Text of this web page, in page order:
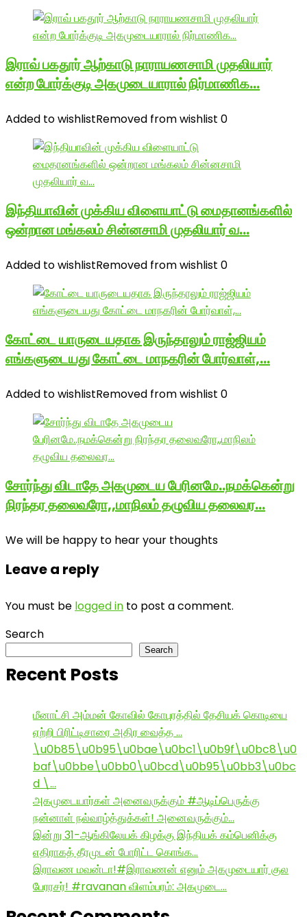
இராவ் பகதூர் ஆற்காடு நாராயணசாமி முதலியார்
என்ற போர்க்குடி அகமுடையாரால் நிர்மாணிக…
Added to wishlistRemoved from wishlist 0
இந்தியாவின் முக்கிய விளையாட்டு மைதானங்களில்
ஒன்றான மங்கலம் சின்னசாமி முதலியார் வ…
Added to wishlistRemoved from wishlist 0
கோட்டை யாருடையதாக இருந்தாலும் ராஜ்ஜியம்
எங்களுடையது கோட்டை மாநகரின் போர்வாள்,…
Added to wishlistRemoved from wishlist 0
சோர்ந்து விடாதே அகமுடைய பேரினமே..நமக்கென்று
நிரந்தர தலைவரோ,,மாநிலம் தழுவிய தலைவர…
We will be happy to hear your thoughts
Leave a reply
You must be logged in to post a comment.
Search
Search
Recent Posts
மீனாட்சி அம்மன் கோவில் கோபுரத்தில் தேசியக் கொடியை
ஏற்றி பிரிட்டிசாரை அதிர வைத்த …
\u0b85\u0b95\u0bae\u0bc1\u0b9f\u0bc8\u0
baf\u0bbe\u0bb0\u0bcd\u0b95\u0bb3\u0bc
d \…
அகமுடையார்கள் அனைவருக்கும் #ஆடிப்பெருக்கு
நன்னாள் நல்வாழ்த்துக்கள்! அனைவருக்கும்…
இன்று 31-ஆங்கிலேயக் கிழக்கு இந்தியக் கம்பெனிக்கு
எதிராகத் தீரமுடன் போரிட்ட கொங்க…
இராவண மவன்டா!#இராவணன் எனும் அகமுடையார் குல
பேரரசர்! #ravanan விளம்பரம்: அகமுடை…